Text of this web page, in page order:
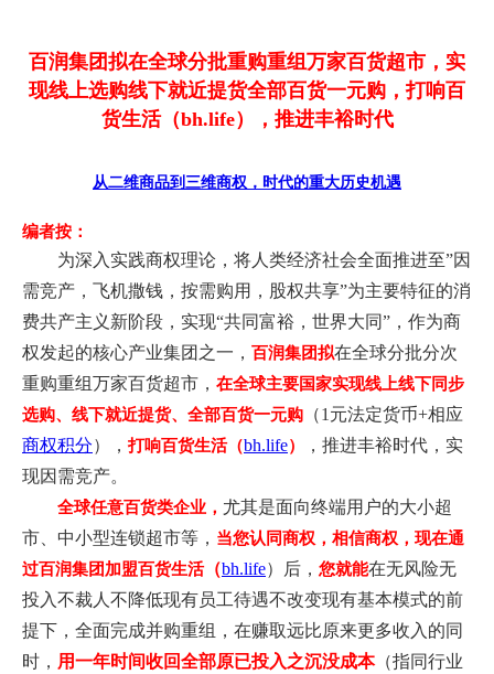
百润集团拟在全球分批重购重组万家百货超市，实
现线上选购线下就近提货全部百货一元购，打响百
货生活（bh.life），推进丰裕时代
从二维商品到三维商权，时代的重大历史机遇
编者按：
为深入实践商权理论，将人类经济社会全面推进至”因
需竞产，飞机撒钱，按需购用，股权共享”为主要特征的消
费共产主义新阶段，实现“共同富裕，世界大同”，作为商
权发起的核心产业集团之一， 百润集团拟在全球分批分次
重购重组万家百货超市， 在全球主要国家实现线上线下同步
选购、线下就近提货、全部百货一元购 （1元法定货币+相应
商权积分），打响百货生活（bh.life）
，推进丰裕时代，实
现因需竞产。
全球任意百货类企业 ， 尤其是面向终端用户的大小超
市、中小型连锁超市等， 当您认同商权，相信商权， 现在通
过百润集团加盟百货生活（bh.life） 后， 您就能在无风险无
投入不裁人不降低现有员工待遇不改变现有基本模式的前
提下， 全面完成并购重组， 在赚取远比原来更多收入的同
时， 用一年时间收回全部原已投入之沉没成本（指同行业